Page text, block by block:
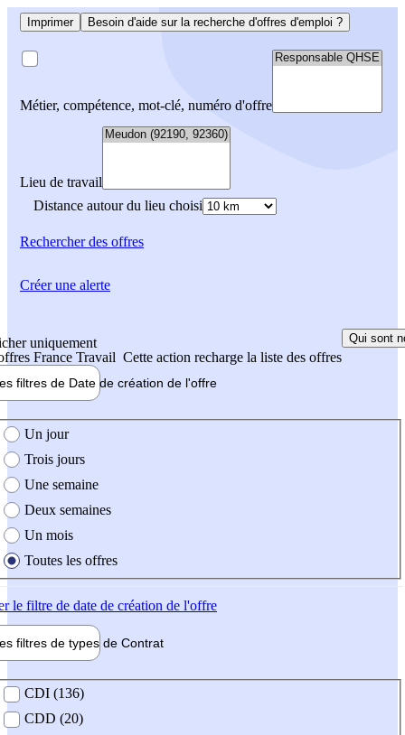
Imprimer Besoin d'aide sur la recherche d'offres d'emploi ?
Métier, compétence, mot-clé, numéro d'offre
Lieu de travail
Distance autour du lieu choisi
Rechercherdes offres
uniquement
France Travail Cette action recharge la liste des offres
Qui sont
filtres de Date de création de l'offre
création de l'offre
Un jour
Trois jours
Une semaine
Deux semaines
Un mois
Toutes les offres
le filtre de date de création de l'offre
filtres de types de Contrat
contrat
CDI (136)
CDD (20)
Créer une alerte